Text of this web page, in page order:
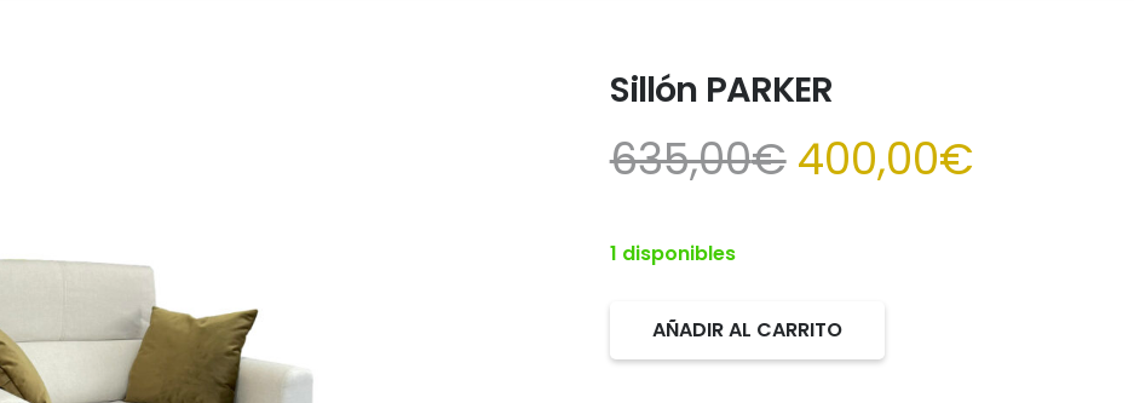
Sillón PARKER
635,00€ El
precio
400,00€
1 disponibles
AÑADIR AL CARRITO